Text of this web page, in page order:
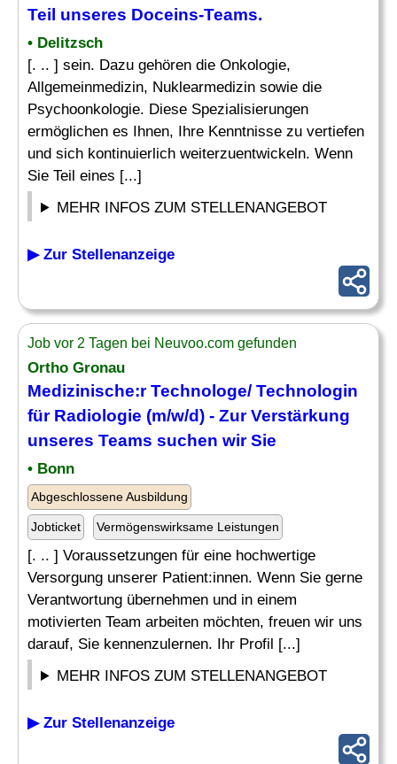
Teil unseres Doceins-Teams.
• Delitzsch
[. .. ] sein. Dazu gehören die Onkologie,
Allgemeinmedizin, Nuklearmedizin sowie die
Psychoonkologie. Diese Spezialisierungen
ermöglichen es Ihnen, Ihre Kenntnisse zu vertiefen
und sich kontinuierlich weiterzuentwickeln. Wenn
Sie Teil eines [...]
MEHR INFOS ZUM STELLENANGEBOT
▶ Zur Stellenanzeige
Job vor 2 Tagen bei Neuvoo.com gefunden
Ortho Gronau
Medizinische:r Technologe/ Technologin
für Radiologie (m/w/d) - Zur Verstärkung
unseres Teams suchen wir Sie
• Bonn
Abgeschlossene Ausbildung
Jobticket Vermögenswirksame Leistungen
[. .. ] Voraussetzungen für eine hochwertige
Versorgung unserer Patient:innen. Wenn Sie gerne
Verantwortung übernehmen und in einem
motivierten Team arbeiten möchten, freuen wir uns
darauf, Sie kennenzulernen. Ihr Profil [...]
MEHR INFOS ZUM STELLENANGEBOT
▶ Zur Stellenanzeige